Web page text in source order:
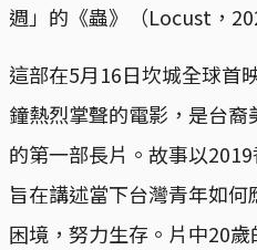
週」的《蟲》（Locust，
這部在5月16日坎城全球首
鐘熱烈掌聲的電影，是台裔
的第一部長片。故事以
旨在講述當下台灣青年如
困境，努力生存。片中20歲